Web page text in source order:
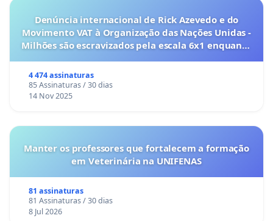
Denúncia internacional de Rick Azevedo e do
Movimento VAT à Organização das Nações Unidas -
Milhões são escravizados pela escala 6x1 enquanto
4 474 assinaturas
85 Assinaturas / 30 dias
14 Nov 2025
Manter os professores que fortalecem a formação
em Veterinária na UNIFENAS
81 assinaturas
81 Assinaturas / 30 dias
8 Jul 2026